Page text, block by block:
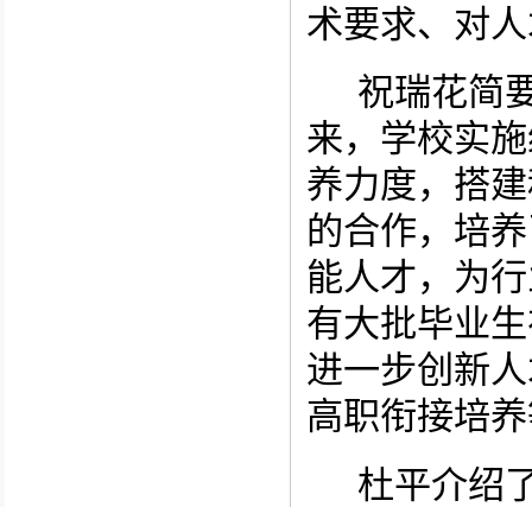
术要求、对
祝瑞花简
来，学校实
养力度，搭
的合作，培
能人才，为
有大批毕业
进一步创新
高职衔接培
杜平介绍